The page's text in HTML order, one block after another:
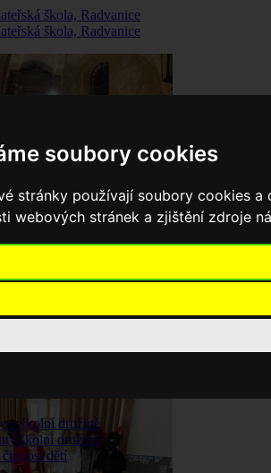
soubory cookies
stránky používají soubory cookies a
webových stránek a zjištění zdroje
o školní družině
školní družiny
dětí